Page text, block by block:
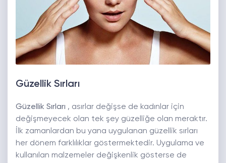
Güzellik Sırları
Güzellik Sırları , asırlar değişse de kadınlar için
değişmeyecek olan tek şey güzelliğe olan meraktır.
İlk zamanlardan bu yana uygulanan güzellik sırları
her dönem farklılıklar göstermektedir. Uygulama ve
kullanılan malzemeler değişkenlik gösterse de